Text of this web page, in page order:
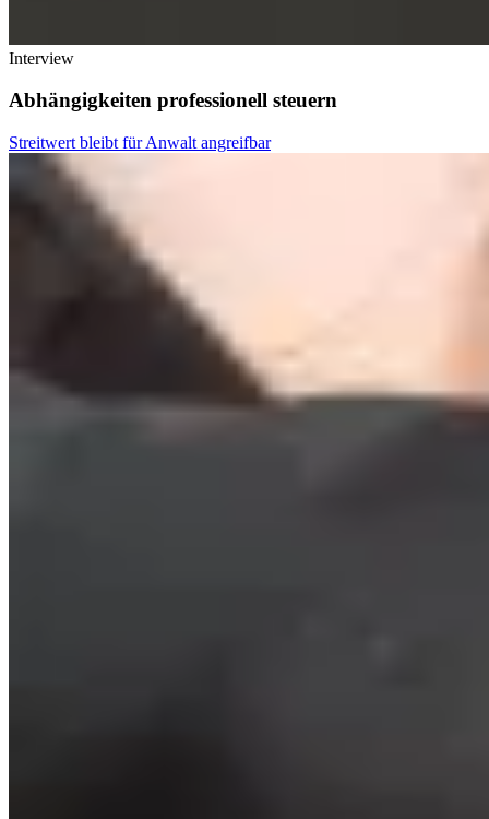
Interview
Abhängigkeiten professionell steuern
Streitwert bleibt für Anwalt angreifbar